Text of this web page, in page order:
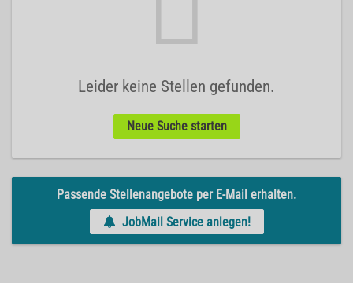
Leider keine Stellen gefunden.
Neue Suche starten
Passende Stellenangebote per E-Mail erhalten.
JobMail Service anlegen!